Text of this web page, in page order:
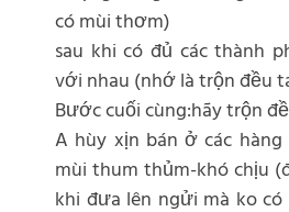
có mùi thơm)
sau khi có đủ các thành
với nhau (nhớ là trộn đều
Bước cuối cùng:hãy trộn
A hùy xịn bán ở các
mùi thum thủm-khó chịu
khi đưa lên ngửi mà ko